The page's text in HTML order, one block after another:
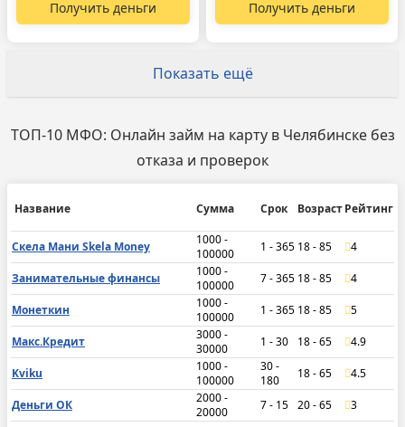
Получить деньги Получить деньги
Показать ещё
ТОП-10 МФО: Онлайн займ на карту в Челябинске без
отказа и проверок
Название Сумма Срок ВозрастРейтинг
Скела Мани Skela Money
1000 -
100000
1 - 365 18 - 85 4
Занимательные финансы
1000 -
100000
7 - 365 18 - 85 4
Монеткин
1000 -
100000
1 - 365 18 - 85 5
Макс.Кредит
3000 -
30000
1 - 30 18 - 65 4.9
Kviku
1000 -
100000
30 -
180
18 - 65 4.5
Деньги ОК
2000 -
20000
7 - 15 20 - 65
3